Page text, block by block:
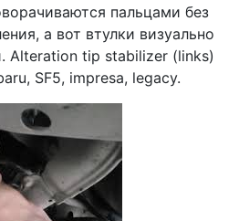
пальцами без
а вот втулки визуально
Alteration tip stabilizer (links)
SF5, impresa, legacy.